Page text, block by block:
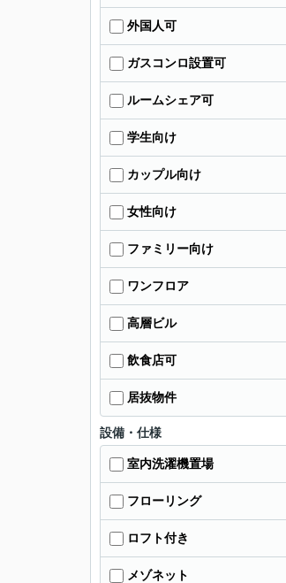
外国人可
ガスコンロ設置可
ルームシェア可
学生向け
カップル向け
女性向け
ファミリー向け
ワンフロア
高層ビル
飲食店可
居抜物件
設備・仕様
室内洗濯機置場
フローリング
ロフト付き
メゾネット